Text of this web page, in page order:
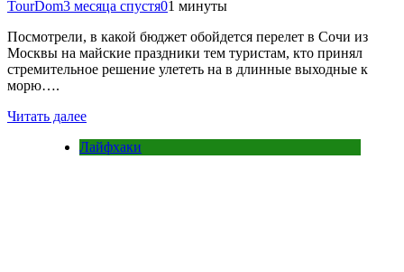
TourDom3 месяца спустя01 минуты
Посмотрели, в какой бюджет обойдется перелет в Сочи из
Москвы на майские праздники тем туристам, кто принял
стремительное решение улететь на в длинные выходные к
морю….
Читать далее
Лайфхаки